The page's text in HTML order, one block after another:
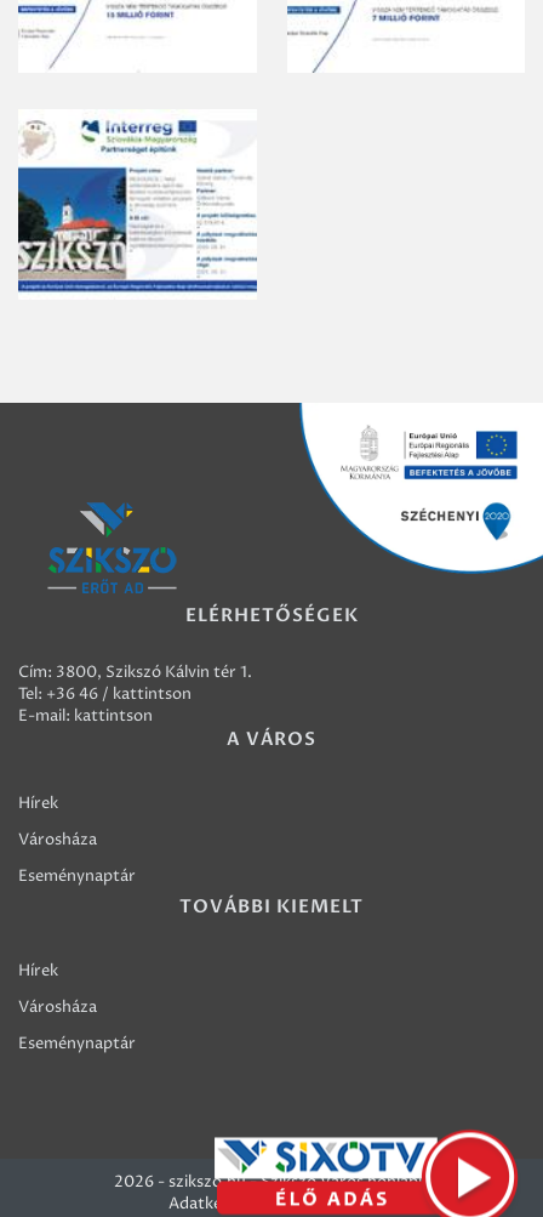
ELÉRHETŐSÉGEK
Cím: 3800, Szikszó Kálvin tér 1.
Tel: +36 46 / kattintson
E-mail: kattintson
A VÁROS
Hírek
Városháza
Eseménynaptár
TOVÁBBI KIEMELT
Hírek
Városháza
Eseménynaptár
2026 - szikszo.hu - Szikszó Város honlapja
Adatkezelési szabályzatok